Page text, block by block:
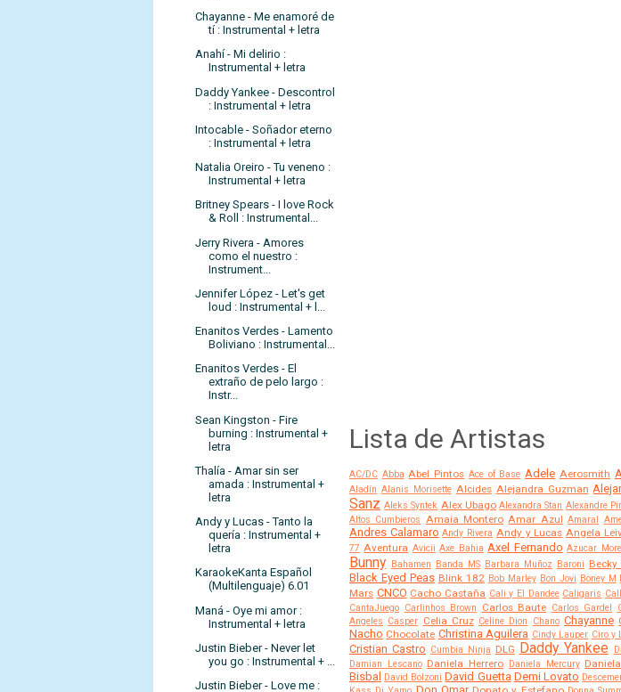
Chayanne - Me enamoré de
tí : Instrumental + letra
Anahí - Mi delirio :
Instrumental + letra
Daddy Yankee - Descontrol
: Instrumental + letra
Intocable - Soñador eterno
: Instrumental + letra
Natalia Oreiro - Tu veneno :
Instrumental + letra
Britney Spears - I love Rock
& Roll : Instrumental...
Jerry Rivera - Amores
como el nuestro :
Instrument...
Jennifer López - Let's get
loud : Instrumental + l...
Enanitos Verdes - Lamento
Boliviano : Instrumental...
Enanitos Verdes - El
extraño de pelo largo :
Instr...
Sean Kingston - Fire
burning : Instrumental +
letra
Thalía - Amar sin ser
amada : Instrumental +
letra
Andy y Lucas - Tanto la
quería : Instrumental +
letra
KaraokeKanta Español
(Multilenguaje) 6.01
Maná - Oye mi amor :
Instrumental + letra
Justin Bieber - Never let
you go : Instrumental + ...
Justin Bieber - Love me :
Lista de Artistas
AC/DC Abba Abel Pintos Ace of Base Adele Aerosmith
Aladín Alanis Morisette Alcides Alejandra Guzman
Sanz Aleks Syntek Alex Ubago Alexandra Stan Alexandre
Altos Cumbieros Amaia Montero Amar Azul Amaral
Andres Calamaro Andy Rivera Andy y Lucas Angela
77 Aventura Avicii Axe Bahia Axel Fernando Azucar
Bunny
Bahamen Banda MS Barbara Muñoz Baroni Becky
Black Eyed Peas Blink 182 Bob Marley Bon Jovi Boney M
Mars CNCO Cacho Castaña Cali y El Dandee Caligaris
CantaJuego Carlinhos Brown Carlos Baute Carlos Gardel
Angeles Casper Celia Cruz Celine Dion Chano Chayanne
Nacho Chocolate Christina Aguilera Cindy Lauper Ciro y
Cristian Castro Cumbia Ninja DLG Daddy Yankee
Damian Lescano Daniela Herrero Daniela Mercury
Bisbal
David Bolzoni David Guetta Demi Lovato